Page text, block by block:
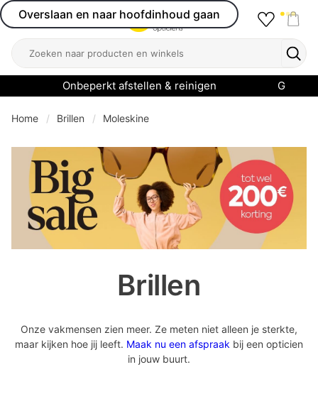
Overslaan en naar hoofdinhoud gaan
Open menu
Zoeken
Onbeperkt afstellen & reinigen
menu
Home Brillen Moleskine
Brillen
Onze vakmensen zien meer. Ze meten niet alleen je sterkte,
maar kijken hoe jij leeft. Maak nu een afspraak bij een opticien
in jouw buurt.